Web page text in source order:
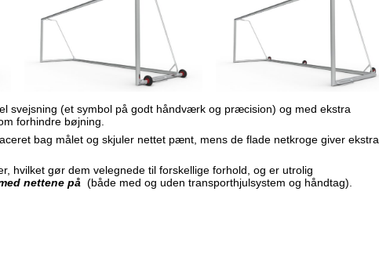
svejsning (et symbol på godt håndværk og præcision) og med ekstra
forhindre bøjning.
bag målet og skjuler nettet pænt, mens de flade netkroge giver ekstra
hvilket gør dem velegnede til forskellige forhold, og er utrolig
nettene på (både med og uden transporthjulsystem og håndtag).